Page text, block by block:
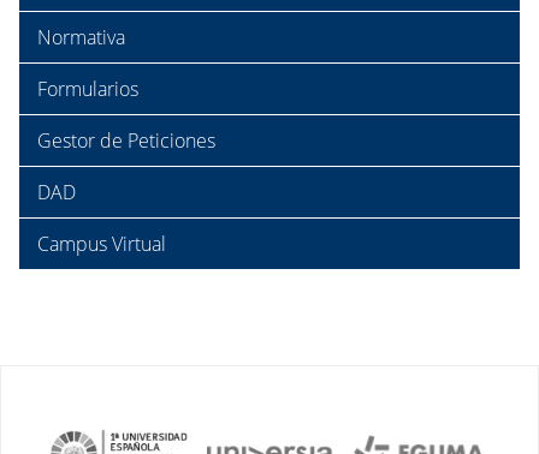
Normativa
Formularios
Gestor de Peticiones
DAD
Campus Virtual